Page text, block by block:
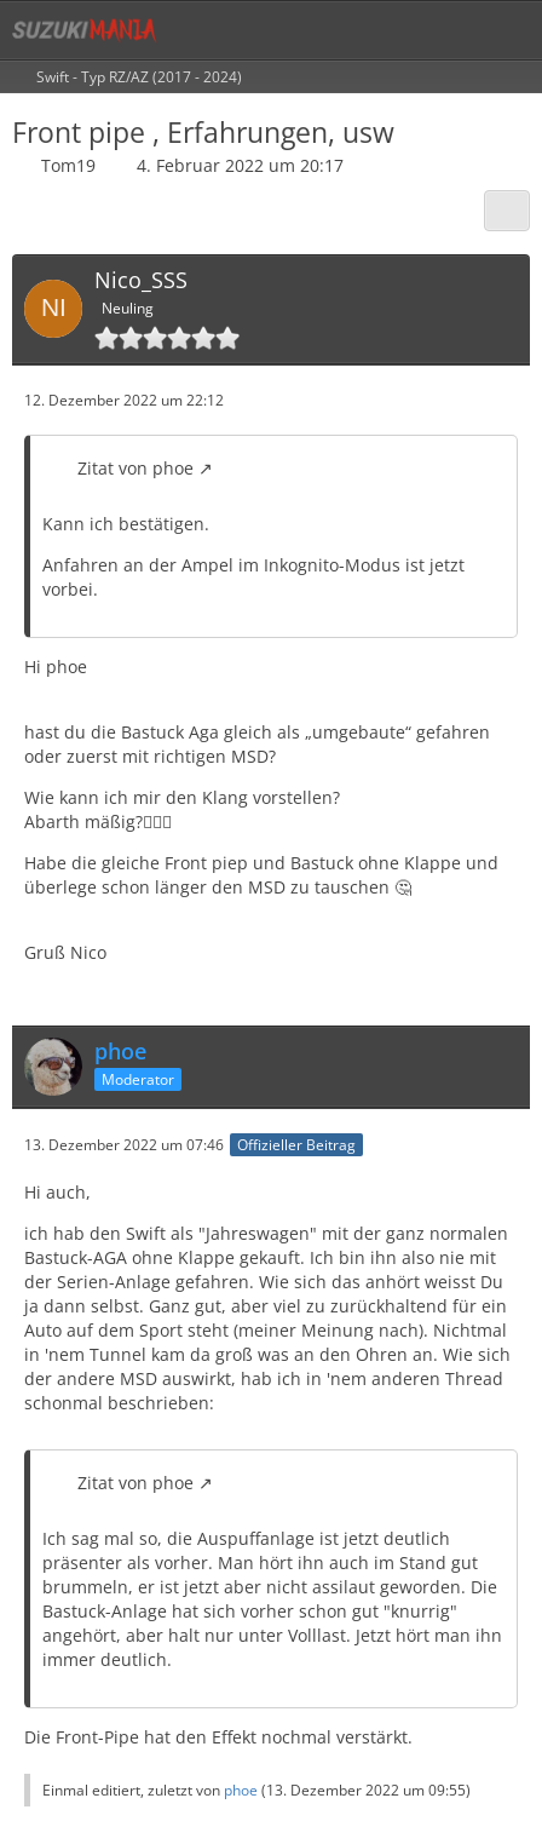
Swift - Typ RZ/AZ (2017 - 2024)
Front pipe , Erfahrungen, usw
Tom19 4. Februar 2022 um 20:17
Nico_SSS
Neuling
12. Dezember 2022 um 22:12
Zitat von phoe
Kann ich bestätigen.
Anfahren an der Ampel im Inkognito-Modus ist jetzt
vorbei.
Hi phoe
hast du die Bastuck Aga gleich als „umgebaute“ gefahren
oder zuerst mit richtigen MSD?
Wie kann ich mir den Klang vorstellen?
Abarth mäßig?🤷🏻‍♂️
Habe die gleiche Front piep und Bastuck ohne Klappe und
überlege schon länger den MSD zu tauschen 🤔
Gruß Nico
phoe
Moderator
13. Dezember 2022 um 07:46 Offizieller Beitrag
Hi auch,
ich hab den Swift als "Jahreswagen" mit der ganz normalen
Bastuck-AGA ohne Klappe gekauft. Ich bin ihn also nie mit
der Serien-Anlage gefahren. Wie sich das anhört weisst Du
ja dann selbst. Ganz gut, aber viel zu zurückhaltend für ein
Auto auf dem Sport steht (meiner Meinung nach). Nichtmal
in 'nem Tunnel kam da groß was an den Ohren an. Wie sich
der andere MSD auswirkt, hab ich in 'nem anderen Thread
schonmal beschrieben:
Zitat von phoe
Ich sag mal so, die Auspuffanlage ist jetzt deutlich
präsenter als vorher. Man hört ihn auch im Stand gut
brummeln, er ist jetzt aber nicht assilaut geworden. Die
Bastuck-Anlage hat sich vorher schon gut "knurrig"
angehört, aber halt nur unter Volllast. Jetzt hört man ihn
immer deutlich.
Die Front-Pipe hat den Effekt nochmal verstärkt.
Einmal editiert, zuletzt von phoe (13. Dezember 2022 um 09:55)